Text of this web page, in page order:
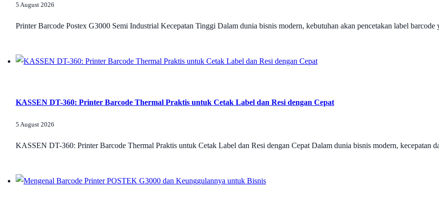
5 August 2026
Printer Barcode Postex G3000 Semi Industrial Kecepatan Tinggi Dalam dunia bisnis modern, kebutuhan akan pencetakan label barcode
KASSEN DT-360: Printer Barcode Thermal Praktis untuk Cetak Label dan Resi dengan Cepat
5 August 2026
KASSEN DT-360: Printer Barcode Thermal Praktis untuk Cetak Label dan Resi dengan Cepat Dalam dunia bisnis modern, kecepatan